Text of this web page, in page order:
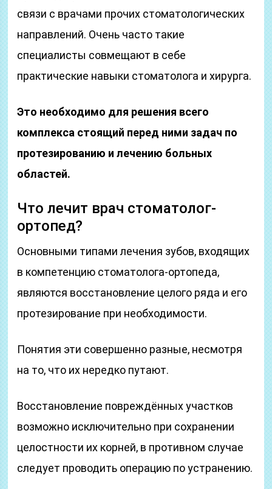
связи с врачами прочих стоматологических
направлений. Очень часто такие
специалисты совмещают в себе
практические навыки стоматолога и хирурга.
Это необходимо для решения всего
комплекса стоящий перед ними задач по
протезированию и лечению больных
областей.
Что лечит врач стоматолог-
ортопед?
Основными типами лечения зубов, входящих
в компетенцию стоматолога-ортопеда,
являются восстановление целого ряда и его
протезирование при необходимости.
Понятия эти совершенно разные, несмотря
на то, что их нередко путают.
Восстановление повреждённых участков
возможно исключительно при сохранении
целостности их корней, в противном случае
следует проводить операцию по устранению.